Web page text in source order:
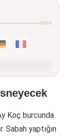
100%
Koç burcunda
Sabah yaptığın